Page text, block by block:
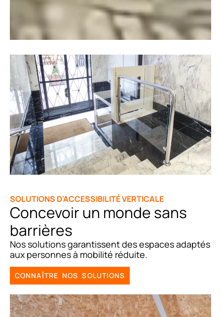
SOLUTIONS D'ACCESSIBILITÉ VERTICALE
Concevoir un monde sans
barrières
Nos solutions garantissent des espaces adaptés
aux personnes à mobilité réduite.
CONNAÎTRE NOS SOLUTIONS